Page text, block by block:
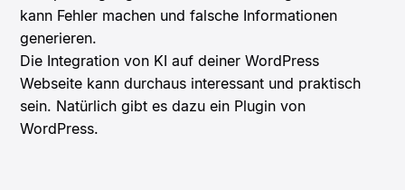
kann Fehler machen und falsche Informationen
generieren.
Die Integration von KI auf deiner WordPress
Webseite kann durchaus interessant und praktisch
sein. Natürlich gibt es dazu ein Plugin von
WordPress.